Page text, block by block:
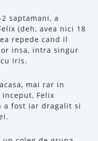
saptamani, a
(deh, avea nici 18
repede cand il
insa, intra singur
Iris.
mai rar in
Felix
a fost iar dragalit si